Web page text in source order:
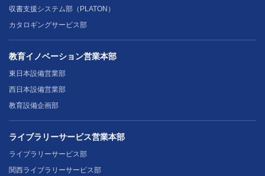
収書支援システム部（PLATON）
カタロギングサービス部
教育イノベーション営業本部
東日本設備営業部
西日本設備営業部
教育設備企画部
ライブラリーサービス営業本部
ライブラリーサービス部
関西ライブラリーサービス部